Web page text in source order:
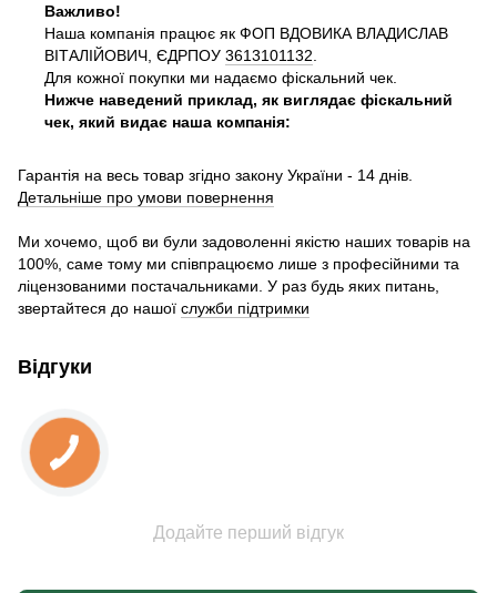
Важливо!
Наша компанія працює як ФОП ВДОВИКА ВЛАДИСЛАВ
ВІТАЛІЙОВИЧ, ЄДРПОУ 3613101132
Для кожної покупки ми надаємо фіскальний чек.
Нижче наведений приклад, як виглядає фіскальний
чек, який видає наша компанія:
Гарантія на весь товар згідно закону України - 14 днів.
Детальніше про умови повернення
Ми хочемо, щоб ви були задоволенні якістю наших товарів на
100%, саме тому ми співпрацюємо лише з професійними та
ліцензованими постачальниками. У раз будь яких питань,
звертайтеся до нашої служби підтримки
Відгуки
Додайте перший відгук